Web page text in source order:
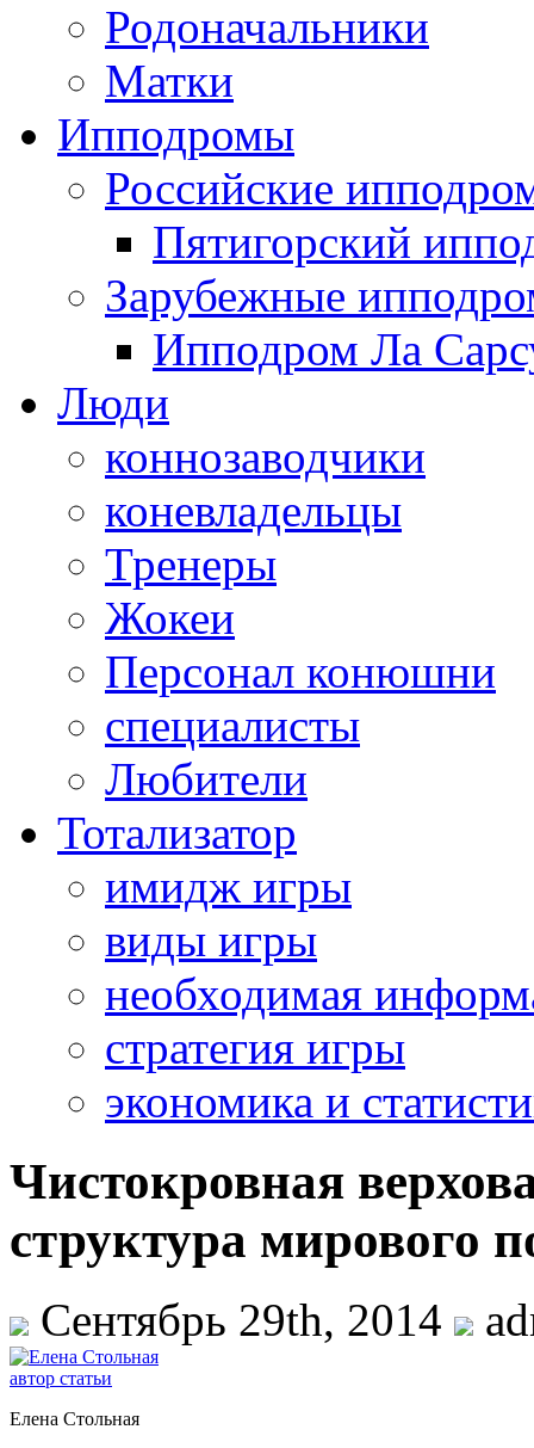
Родоначальники
Матки
Ипподромы
Российские
Пятигорский
Зарубежные
Ипподром Ла
Люди
коннозаводчики
коневладельцы
Тренеры
Жокеи
Персонал конюшни
специалисты
Любители
Тотализатор
имидж игры
виды игры
необходимая
стратегия игры
экономика и
Чистокровная
структура мирового
Сентябрь 29th, 2014
Елена Стольная